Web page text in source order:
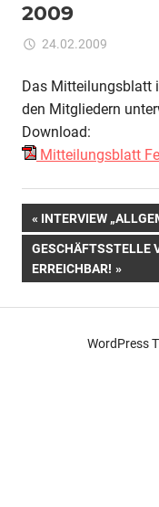
2009
24.02.2009
Das Mitteilungsblatt
den Mitgliedern
Download:
Mitteilungsblatt
VORHERIGER
BEITRAG:
INTERVIEW
NÄCHSTER
BEITRAG:
GESCHÄFTSSTELLE
ERREICHBAR!
WordPress